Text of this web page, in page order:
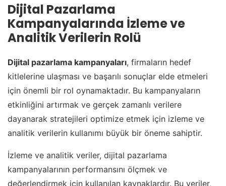
Dijital Pazarlama
Kampanyalarında İzleme ve
Analitik Verilerin Rolü
Dijital pazarlama kampanyaları, firmaların hedef
kitlelerine ulaşması ve başarılı sonuçlar elde etmeleri
için önemli bir rol oynamaktadır. Bu kampanyaların
etkinliğini artırmak ve gerçek zamanlı verilere
dayanarak stratejileri optimize etmek için izleme ve
analitik verilerin kullanımı büyük bir öneme sahiptir.
İzleme ve analitik veriler, dijital pazarlama
kampanyalarının performansını ölçmek ve
değerlendirmek için kullanılan kaynaklardır. Bu veriler,